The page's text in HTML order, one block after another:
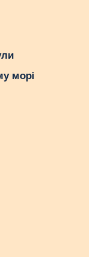
морі